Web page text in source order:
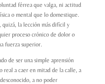
férrea que valga, ni actitud
o mental que lo domestique.
quizá, la lección más difícil y
proceso crónico de dolor o
fuerza superior.
de ser una simple aprensión
real a caer en mitad de la calle, a
a no poder